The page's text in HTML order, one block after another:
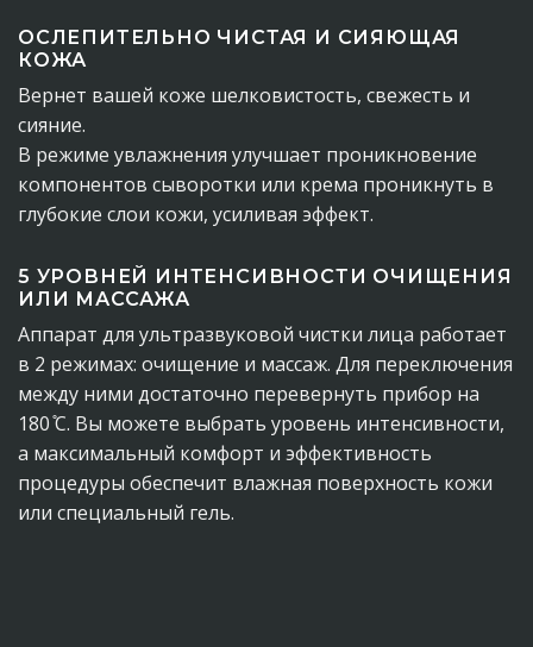
ОСЛЕПИТЕЛЬНО ЧИСТАЯ И СИЯЮЩАЯ
КОЖА
Вернет вашей коже шелковистость, свежесть и
сияние.
В режиме увлажнения улучшает проникновение
компонентов сыворотки или крема проникнуть в
глубокие слои кожи, усиливая эффект.
5 УРОВНЕЙ ИНТЕНСИВНОСТИ ОЧИЩЕНИЯ
ИЛИ МАССАЖА
Аппарат для ультразвуковой чистки лица работает
в 2 режимах: очищение и массаж. Для переключения
между ними достаточно перевернуть прибор на
180 ̊C. Вы можете выбрать уровень интенсивности,
а максимальный комфорт и эффективность
процедуры обеспечит влажная поверхность кожи
или специальный гель.